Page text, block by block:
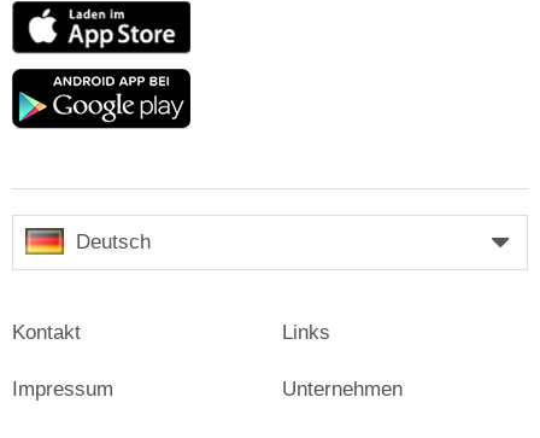
App
Store
Google
Deutsch
Kontakt
Impressum
Links
Unternehmen